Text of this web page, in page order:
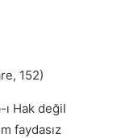
152)
Hak değil
faydasız